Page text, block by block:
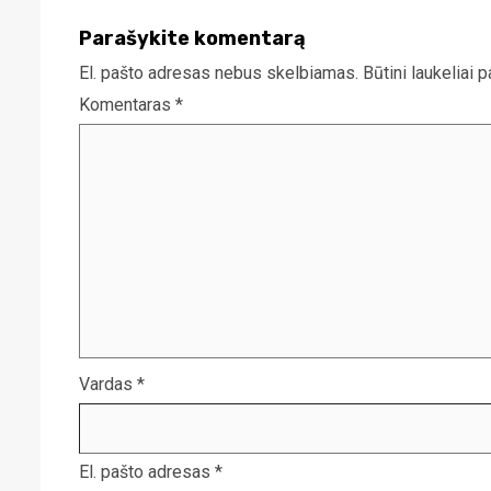
Parašykite komentarą
El. pašto adresas nebus skelbiamas. Būtini laukeliai
Komentaras *
Vardas *
El. pašto adresas *